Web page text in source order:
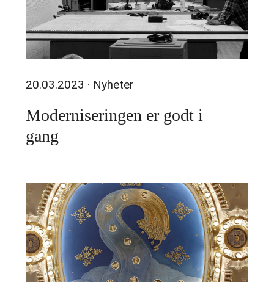
20.03.2023 · Nyheter
Moderniseringen er godt i
gang